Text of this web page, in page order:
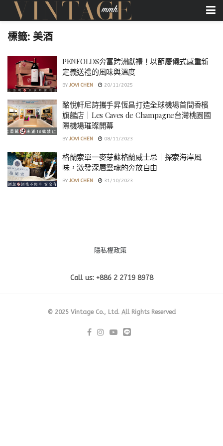
標籤:美酒
PENFOLDS奔富跨洲獻禮！以節慶儀式感重新
定義送禮的風味與溫度
BY JOVI CHEN 20/11/2025
酩悅軒尼詩攜手昇恆昌打造全球機場首間香檳
旗艦店｜Les Caves de Champagne台灣桃園國
際機場璀璨開幕
BY JOVI CHEN 08/11/2023
格蘭索單一麥芽蘇格蘭威士忌｜探索海岸風
味，激發深層靈魂的奔放自由
BY JOVI CHEN 31/10/2023
隱私權政策
Call us: +886 2 2719 8978
© 2025 Vintage Co., Ltd. All Rights Reserved